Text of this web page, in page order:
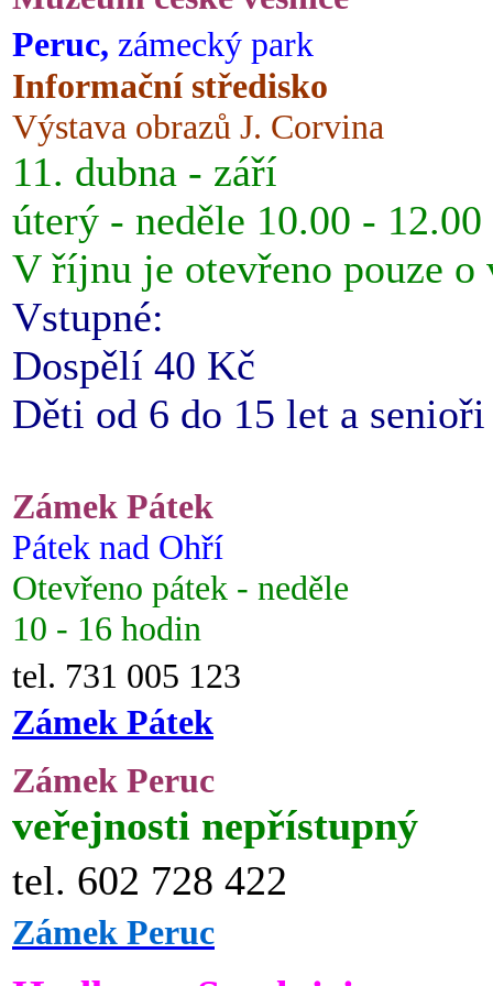
Peruc, zámecký park
Informační středisko
Výstava obrazů J. Corvina
11. dubna - září
úterý - neděle 10.00 -
V říjnu je otevřeno pouze o
Vstupné:
Dospělí 40 Kč
Děti od 6 do 15 let a
Zámek Pátek
Pátek nad Ohří
Otevřeno pátek - neděle
10 - 16 hodin
tel. 731 005 123
Zámek Pátek
Zámek Peruc
veřejnosti nepřístupný
tel. 602 728 422
Zámek Peruc